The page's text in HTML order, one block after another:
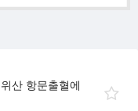
산 항문출혈에